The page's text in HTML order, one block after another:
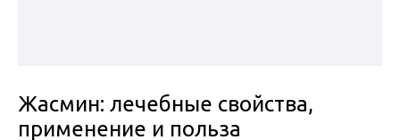
Жасмин: лечебные свойства,
применение и польза